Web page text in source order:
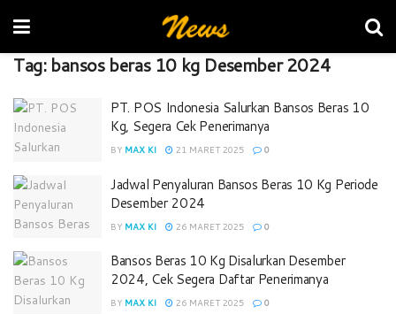
Tag: bansos beras 10 kg Desember 2024
PT. POS Indonesia Salurkan Bansos Beras 10
Kg, Segera Cek Penerimanya
BY MAX KI 21 MARET 2025 0
Jadwal Penyaluran Bansos Beras 10 Kg Periode
Desember 2024
BY MAX KI 26 MARET 2025 0
Bansos Beras 10 Kg Disalurkan Desember
2024, Cek Segera Daftar Penerimanya
BY MAX KI 26 MARET 2025 0